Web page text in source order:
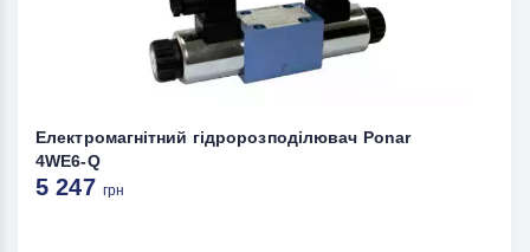
Електромагнітний гідророзподілювач Ponar
4WE6-Q
5 247 грн